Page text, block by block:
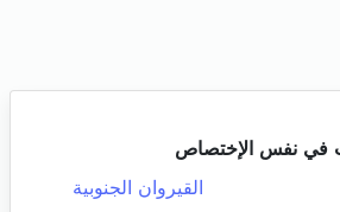
في نفس الإختصاص
القيروان الجنوبية